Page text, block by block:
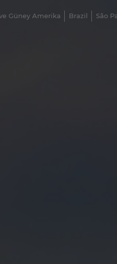
Güney Amerika Brazil São